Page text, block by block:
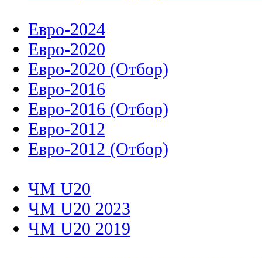
Евро-2024
Евро-2020
Евро-2020 (Отбор)
Евро-2016
Евро-2016 (Отбор)
Евро-2012
Евро-2012 (Отбор)
ЧМ U20
ЧМ U20 2023
ЧМ U20 2019